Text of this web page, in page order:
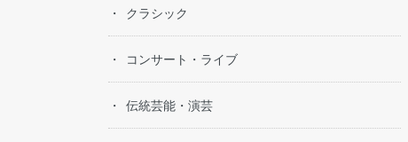
クラシック
コンサート・ライブ
伝統芸能・演芸